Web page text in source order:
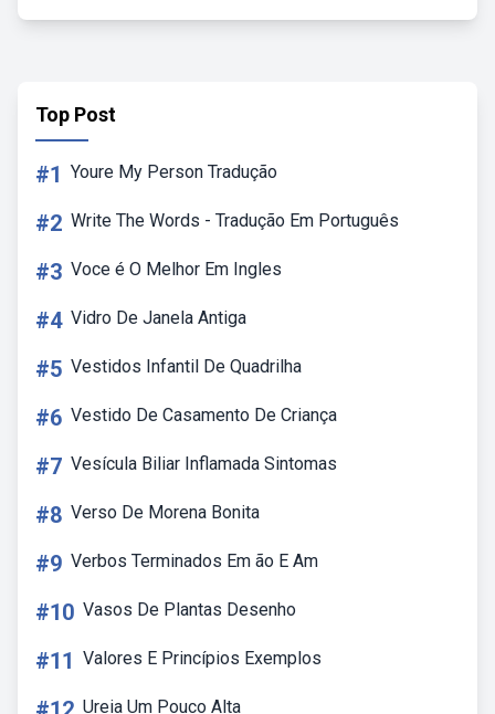
Top Post
#1 Youre My Person Tradução
#2 Write The Words - Tradução Em Português
#3 Voce é O Melhor Em Ingles
#4 Vidro De Janela Antiga
#5 Vestidos Infantil De Quadrilha
#6 Vestido De Casamento De Criança
#7 Vesícula Biliar Inflamada Sintomas
#8 Verso De Morena Bonita
#9 Verbos Terminados Em ão E Am
#10 Vasos De Plantas Desenho
#11 Valores E Princípios Exemplos
Ureia Um Pouco Alta